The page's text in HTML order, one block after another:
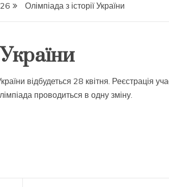
26 Олімпіада з історії України
відбудеться 28 квітня. Реєстрація
проводиться водну зміну.